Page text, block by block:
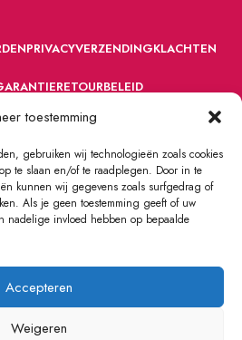
toestemming
gebruiken wij technologieën zoals cookies
te slaan en/of te raadplegen. Door in te
kunnen wij gegevens zoals surfgedrag of
Als je geen toestemming geeft of uw
nadelige invloed hebben op bepaalde
Accepteren
Weigeren
PRIVACYVERZENDINGKLACHTEN
RETOURBELEID
by Handelsonderneming MELS.